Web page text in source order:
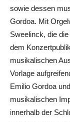
sowie dessen
Gordoa. Mit
Sweelinck, die
dem
musikalischen
Vorlage
Emilio Gordoa
musikalischen
innerhalb der